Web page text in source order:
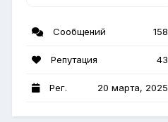
Сообщений 158
Репутация 43
Рег. 20 марта, 2025